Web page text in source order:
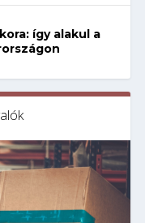
így alakul a